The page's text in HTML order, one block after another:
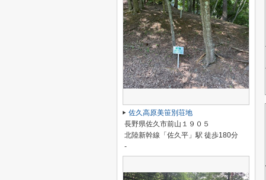
佐久高原美笹別荘地
長野県佐久市前山１９０５
北陸新幹線「佐久平」駅 徒歩180分
-